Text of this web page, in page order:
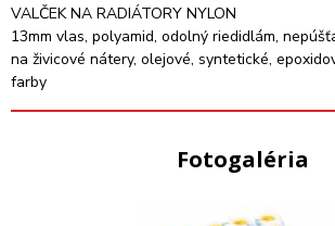
VALČEK NA RADIÁTORY NYLON
13mm vlas, polyamid, odolný riedidlám,
na živicové nátery, olejové, syntetické,
farby
Fotogaléria